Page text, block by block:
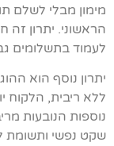
מימון מבלי לשלם
הראשוני. יתרון זה
לעמוד בתשלומים
יתרון נוסף הוא
ללא ריבית, הלקוח
נוספות הנובעות
שקט נפשי ותשומת